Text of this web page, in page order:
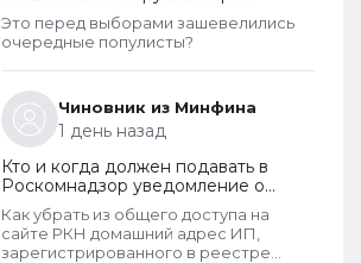
возможность в случае нарушения их
прав обратиться непосредственно к
рождении второго ребенка
Это перед выборами зашевелились
очередные популисты?
Чиновник из Минфина
1 день назад
Кто и когда должен подавать в
Роскомнадзор уведомление о
прекращении обработки
персональных данных
Как убрать из общего доступа на
сайте РКН домашний адрес ИП,
зарегистрированного в реестре